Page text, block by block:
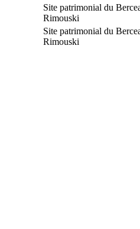
Site patrimonial du
Rimouski
Site patrimonial du
Rimouski